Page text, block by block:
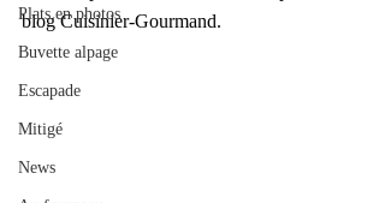
Plats en photos
Buvette alpage
Escapade
Mitigé
News
blog Cuisinier-Gourmand.